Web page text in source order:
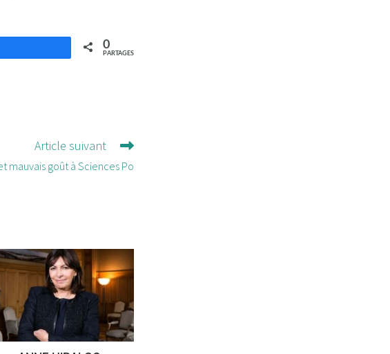
0
PARTAGES
Article suivant
mauvais goût à Sciences Po